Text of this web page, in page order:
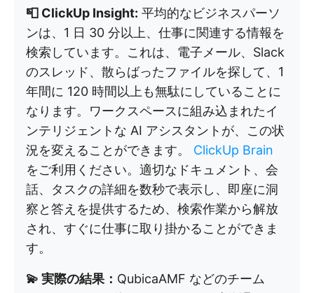
📮 ClickUp Insight: 平均的なビジネスパーソ
ンは、1 日 30 分以上、仕事に関連する情報を
検索しています。これは、電子メール、Slack
のスレッド、散らばったファイルを探して、1
年間に 120 時間以上も無駄にしていることに
なります。ワークスペースに組み込まれたイ
ンテリジェントな AI アシスタントが、この状
況を変えることができます。
ClickUp Brain
をご利用ください。適切なドキュメント、会
話、タスクの詳細を数秒で表示し、即座に洞
察と答えを提供するため、検索作業から解放
され、すぐに仕事に取り掛かることができま
す。
💫 実際の結果： QubicaAMF などのチーム